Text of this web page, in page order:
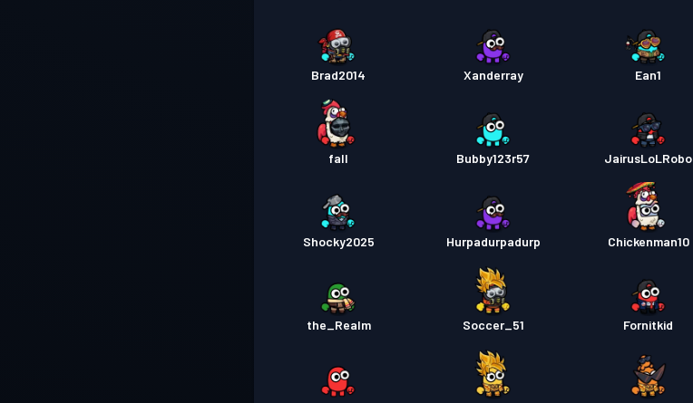
Brad2014 Xanderray Ean1
fall Bubby123r57 JairusLoLRobo
Shocky2025 Hurpadurpadurp Chickenman10
the_Realm Soccer_51 Fornitkid